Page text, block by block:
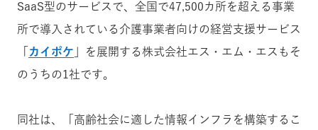
SaaS型のサービスで、全国で47,500カ所を超える事業
所で導入されている介護事業者向けの経営支援サービス
カイポケ 」を展開する株式会社エス・エム・エスもそ
のうちの1社です。
同社は、「高齢社会に適した情報インフラを構築するこ